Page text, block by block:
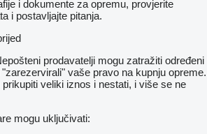
i dokumente za opremu, provjerite
i postavljajte pitanja.
prodavatelji mogu zatražiti određeni
vaše pravo na kupnju opreme.
veliki iznos i nestati, i više se ne
mogu uključivati: